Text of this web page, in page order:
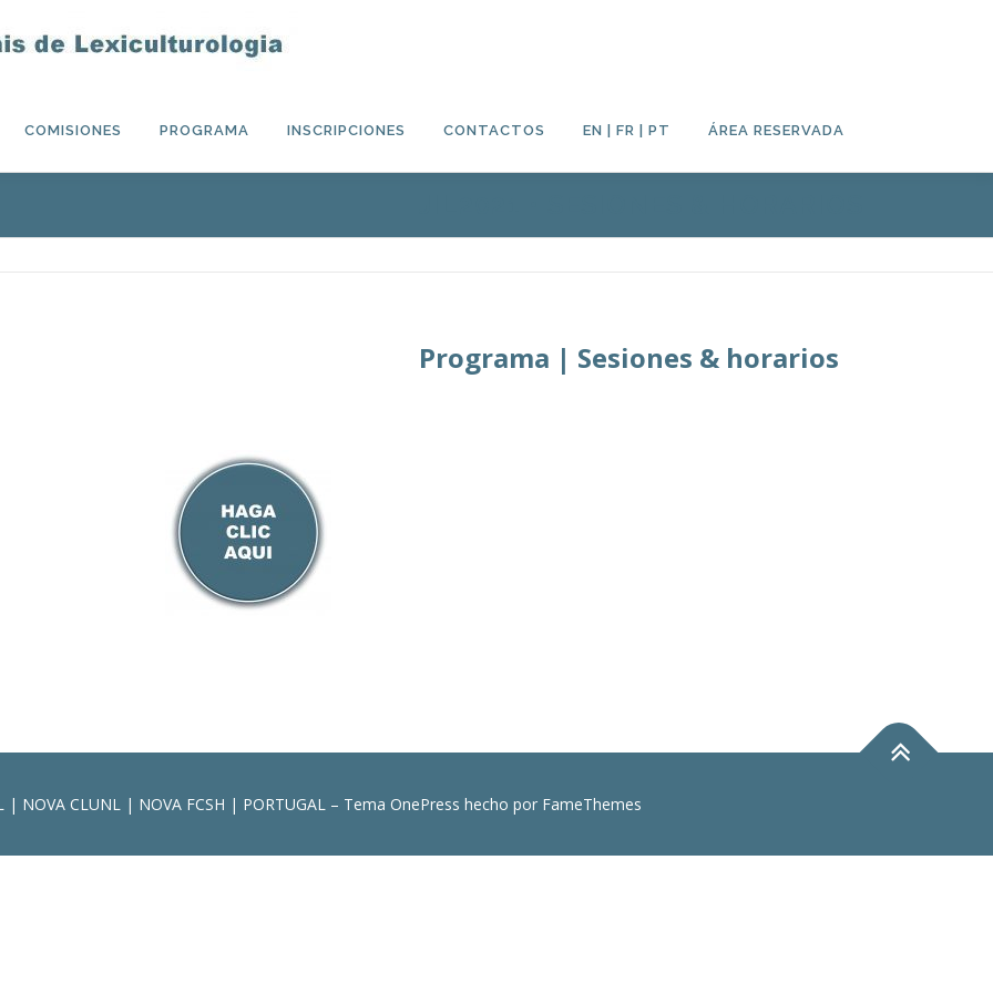
COMISIONES PROGRAMA INSCRIPCIONES CONTACTOS EN | FR | PT ÁREA RESERVADA
Programa | Sesiones & horarios
| NOVA CLUNL | NOVA FCSH | PORTUGAL – Tema OnePress hecho por FameThemes